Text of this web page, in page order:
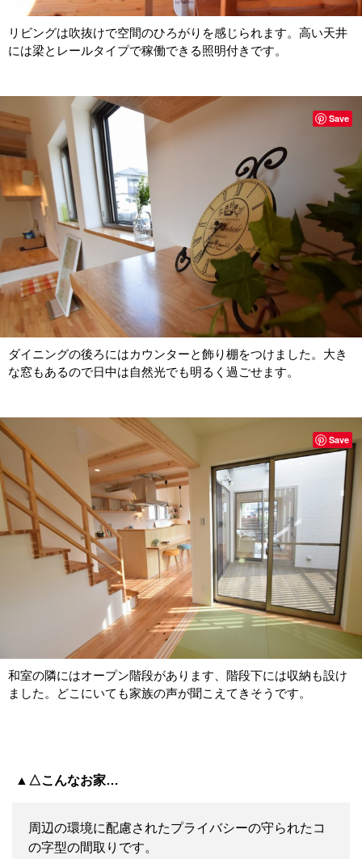
リビングは吹抜けで空間のひろがりを感じられます。高い天井
には梁とレールタイプで稼働できる照明付きです。
ダイニングの後ろにはカウンターと飾り棚をつけました。大き
な窓もあるので日中は自然光でも明るく過ごせます。
Save
和室の隣にはオープン階段があります、階段下には収納も設け
ました。どこにいても家族の声が聞こえてきそうです。
Save
▲△こんなお家…
周辺の環境に配慮されたプライバシーの守られたコ
の字型の間取りです。